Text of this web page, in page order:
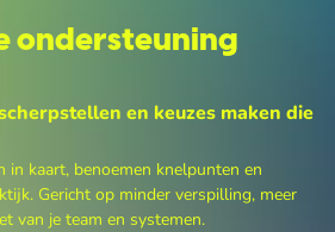
ondersteuning
en keuzes maken die
in kaart, benoemen knelpunten en
Gericht op minder verspilling, meer
van je team en systemen.